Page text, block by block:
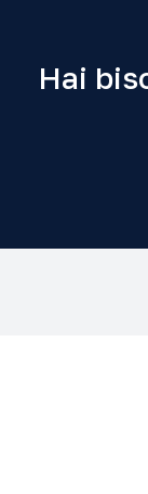
Hai